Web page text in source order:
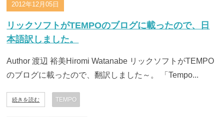
2012年12月05日
リックソフトがTEMPOのブログに載ったので、日
本語訳しました。
Author 渡辺 裕美Hiromi Watanabe リックソフトがTEMPO
のブログに載ったので、翻訳しました～。 「Tempo...
続きを読む TEMPO